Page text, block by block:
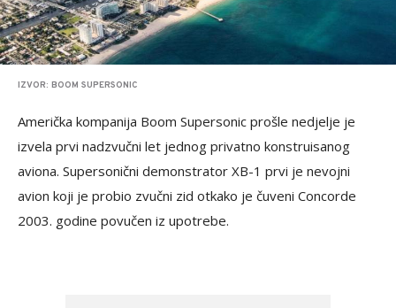
IZVOR: BOOM SUPERSONIC
Američka kompanija Boom Supersonic prošle nedjelje je
izvela prvi nadzvučni let jednog privatno konstruisanog
aviona. Supersonični demonstrator XB-1 prvi je nevojni
avion koji je probio zvučni zid otkako je čuveni Concorde
2003. godine povučen iz upotrebe.